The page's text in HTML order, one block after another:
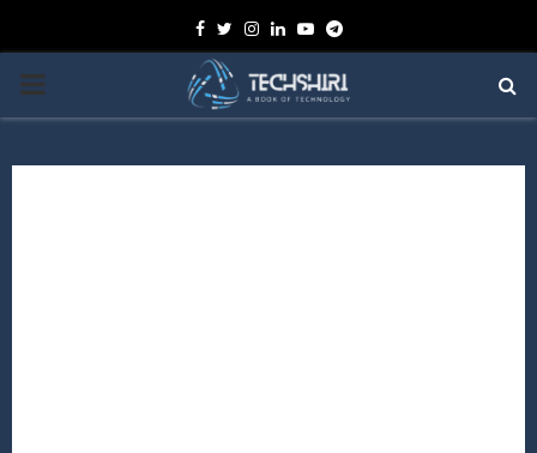
Facebook
TwitterInstagram
Linkedin
YoutubeTelegram
PRIMARY